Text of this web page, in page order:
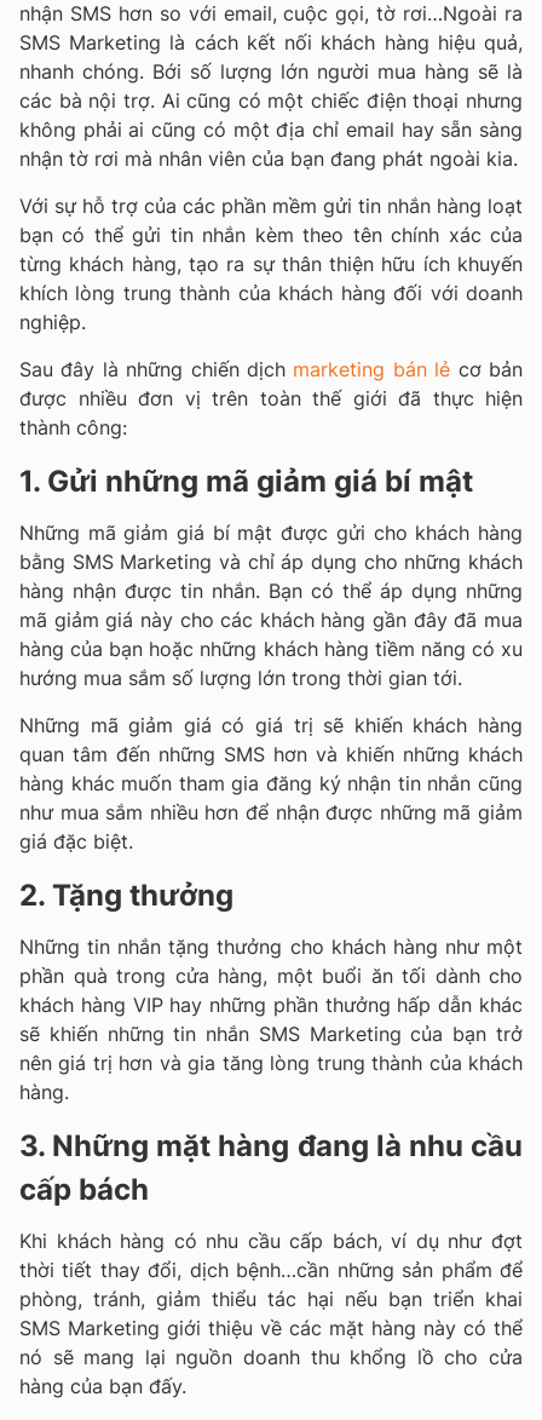
nhận SMS hơn so với email, cuộc gọi, tờ rơi…Ngoài ra
SMS Marketing là cách kết nối khách hàng hiệu quả,
nhanh chóng. Bới số lượng lớn người mua hàng sẽ là
các bà nội trợ. Ai cũng có một chiếc điện thoại nhưng
không phải ai cũng có một địa chỉ email hay sẵn sàng
nhận tờ rơi mà nhân viên của bạn đang phát ngoài kia.
Với sự hỗ trợ của các phần mềm gửi tin nhắn hàng loạt
bạn có thể gửi tin nhắn kèm theo tên chính xác của
từng khách hàng, tạo ra sự thân thiện hữu ích khuyến
khích lòng trung thành của khách hàng đối với doanh
nghiệp.
Sau đây là những chiến dịch marketing bán lẻ cơ bản
được nhiều đơn vị trên toàn thế giới đã thực hiện
thành công:
1. Gửi những mã giảm giá bí mật
Những mã giảm giá bí mật được gửi cho khách hàng
bằng SMS Marketing và chỉ áp dụng cho những khách
hàng nhận được tin nhắn. Bạn có thể áp dụng những
mã giảm giá này cho các khách hàng gần đây đã mua
hàng của bạn hoặc những khách hàng tiềm năng có xu
hướng mua sắm số lượng lớn trong thời gian tới.
Những mã giảm giá có giá trị sẽ khiến khách hàng
quan tâm đến những SMS hơn và khiến những khách
hàng khác muốn tham gia đăng ký nhận tin nhắn cũng
như mua sắm nhiều hơn để nhận được những mã giảm
giá đặc biệt.
2. Tặng thưởng
Những tin nhắn tặng thưởng cho khách hàng như một
phần quà trong cửa hàng, một buổi ăn tối dành cho
khách hàng VIP hay những phần thưởng hấp dẫn khác
sẽ khiến những tin nhắn SMS Marketing của bạn trở
nên giá trị hơn và gia tăng lòng trung thành của khách
hàng.
3. Những mặt hàng đang là nhu cầu
cấp bách
Khi khách hàng có nhu cầu cấp bách, ví dụ như đợt
thời tiết thay đổi, dịch bệnh…cần những sản phẩm để
phòng, tránh, giảm thiểu tác hại nếu bạn triển khai
SMS Marketing giới thiệu về các mặt hàng này có thể
nó sẽ mang lại nguồn doanh thu khổng lồ cho cửa
hàng của bạn đấy.